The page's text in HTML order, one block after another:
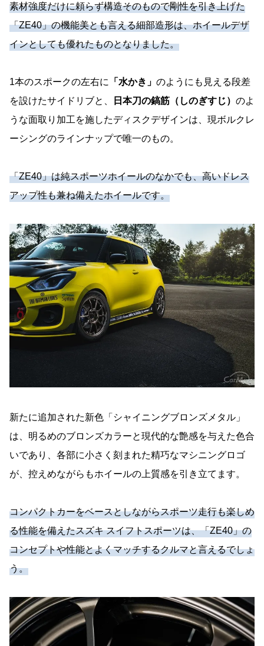
素材強度だけに頼らず構造そのもので剛性を引き上げた
「ZE40」の機能美とも言える細部造形は、ホイールデザ
インとしても優れたものとなりました。
1本のスポークの左右に 「水かき」 のようにも見える段差
を設けたサイドリブと、
日本刀の鎬筋（しのぎすじ） のよ
うな面取り加工を施したディスクデザインは、現ボルクレ
ーシングのラインナップで唯一のもの。
「ZE40」は純スポーツホイールのなかでも、高いドレス
アップ性も兼ね備えたホイールです。
新たに追加された新色「シャイニングブロンズメタル」
は、明るめのブロンズカラーと現代的な艶感を与えた色合
いであり、各部に小さく刻まれた精巧なマシニングロゴ
が、控えめながらもホイールの上質感を引き立てます。
コンパクトカーをベースとしながらスポーツ走行も楽しめ
る性能を備えたスズキ スイフトスポーツは、「ZE40」の
コンセプトや性能とよくマッチするクルマと言えるでしょ
う。